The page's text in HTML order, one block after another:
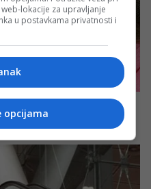
lokacije za upravljanje
u postavkama privatnosti i
opcijama